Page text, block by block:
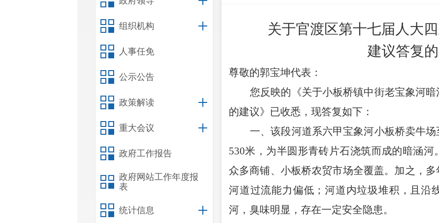
组织机构
人事任免
公示公告
政策解读
重大会议
政府工作报告
政府网站工作年度报
表
统计信息
关于官渡区第十七届人大
建议答复
尊敬的郭宝坤代表：
您反映的《关于小板桥镇中街老宝象河
的建议》已收悉，现答复如下：
一、该段河道系六甲宝象河小板桥卖牛
530米，为半圆形青砖片石浇筑而成的暗涵
众多商铺、小板桥农贸市场全覆盖。加之，
河道过流能力偏低；河道内垃圾堆积，且沿
河，臭味明显，存在一定安全隐患。